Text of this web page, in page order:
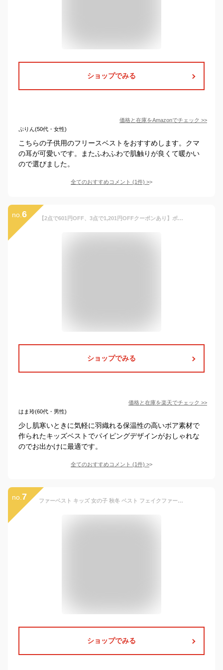
ショップでみる
価格と在庫をAmazonでチェック >>
ぷりん(50代・女性)
こちらの子供用のフリースベストをおすすめします。クマ
の耳が可愛いです。またふわふわで肌触りが良くて暖かい
ので選びました。
全てのおすすめコメント (1件) >
no. 6 【2点で601円OFF、3点で1,201円OFFクーポンあり】ボア ベスト キッズ 男の子 女の子 男女兼用 子供 子ども 秋冬 トップス アウター 上着 厚手 もこもこ 防寒 前開き フロントボタン ポケット パイピング ノーカラー 中綿 裏地付き フードなし 100 110 120 130 140 小学校
ショップでみる
価格と在庫を楽天でチェック >>
はま玲(60代・男性)
少し肌寒いときに気軽に羽織れる保温性の高いボア素材で
作られたキッズベストでパイピングデザインがおしゃれな
のでお出かけに最適です。
全てのおすすめコメント (1件) >
no. 7 ファーベスト キッズ 女の子 秋冬 ベスト フェイクファー 韓国 ライク かわいい おしゃれ ベビー 子供服 キッズ 子供 こども 袖なし ふわふわ もこもこ【かわいいフェイクファーベスト】
ショップでみる